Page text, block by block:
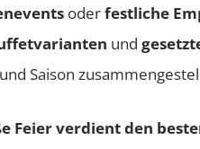
oderfestliche
und
Saison
Feier verdient den